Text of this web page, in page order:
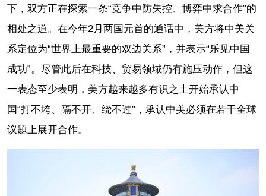
下，双方正在探索一条“竞争中防失控、博弈中求合作”的
相处之道。在今年2月两国元首的通话中，美方将中美关
系定位为“世界上最重要的双边关系”，并表示“乐见中国
成功”。尽管此后在科技、贸易领域仍有施压动作，但这
一表态至少表明，美方越来越多有识之士开始承认中
国“打不垮、隔不开、绕不过”，承认中美必须在若干全球
议题上展开合作。